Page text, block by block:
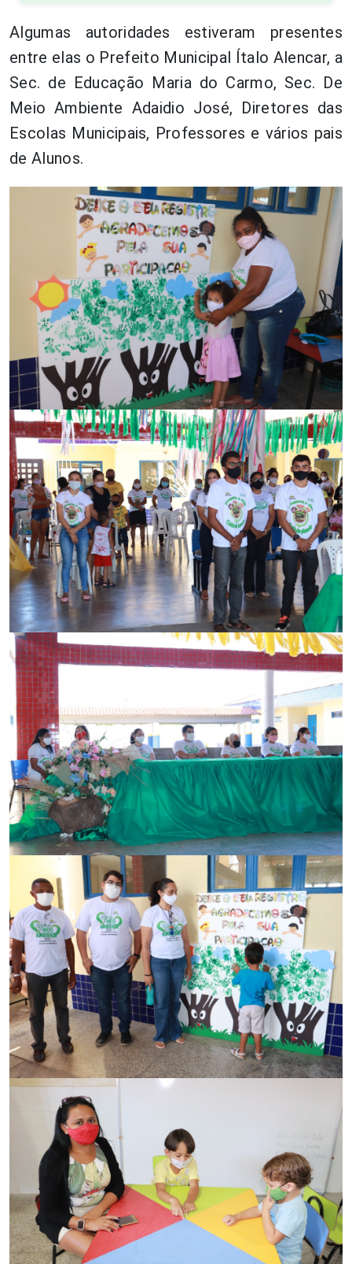
Algumas autoridades estiveram presentes
entre elas o Prefeito Municipal Ítalo Alencar, a
Sec. de Educação Maria do Carmo, Sec. De
Meio Ambiente Adaidio José, Diretores das
Escolas Municipais, Professores e vários pais
de Alunos.